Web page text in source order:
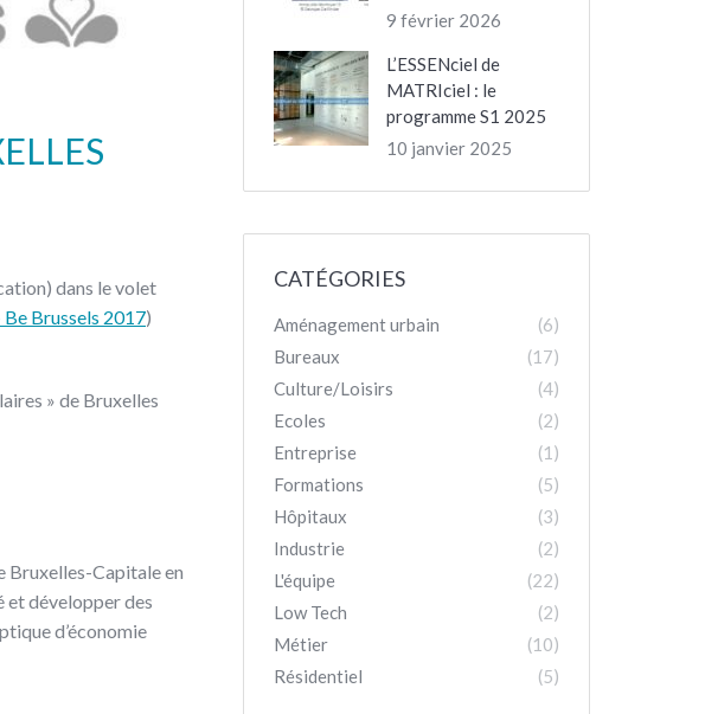
dans le volet
Brussels 2017)
» de Bruxelles
Bruxelles-Capitale en
et développer des
d’économie
9 février 2026
L’ESSENciel de
MATRIciel : le
programme S1 2025
10 janvier 2025
CATÉGORIES
Aménagement urbain
(6)
Bureaux
(17)
Culture/Loisirs
(4)
Ecoles
(2)
Entreprise
(1)
Formations
(5)
Hôpitaux
(3)
Industrie
(2)
L'équipe
(22)
Low Tech
(2)
Métier
(10)
Résidentiel
(5)